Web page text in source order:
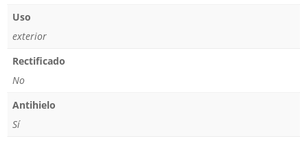
Uso
exterior
Rectificado
No
Antihielo
Sí